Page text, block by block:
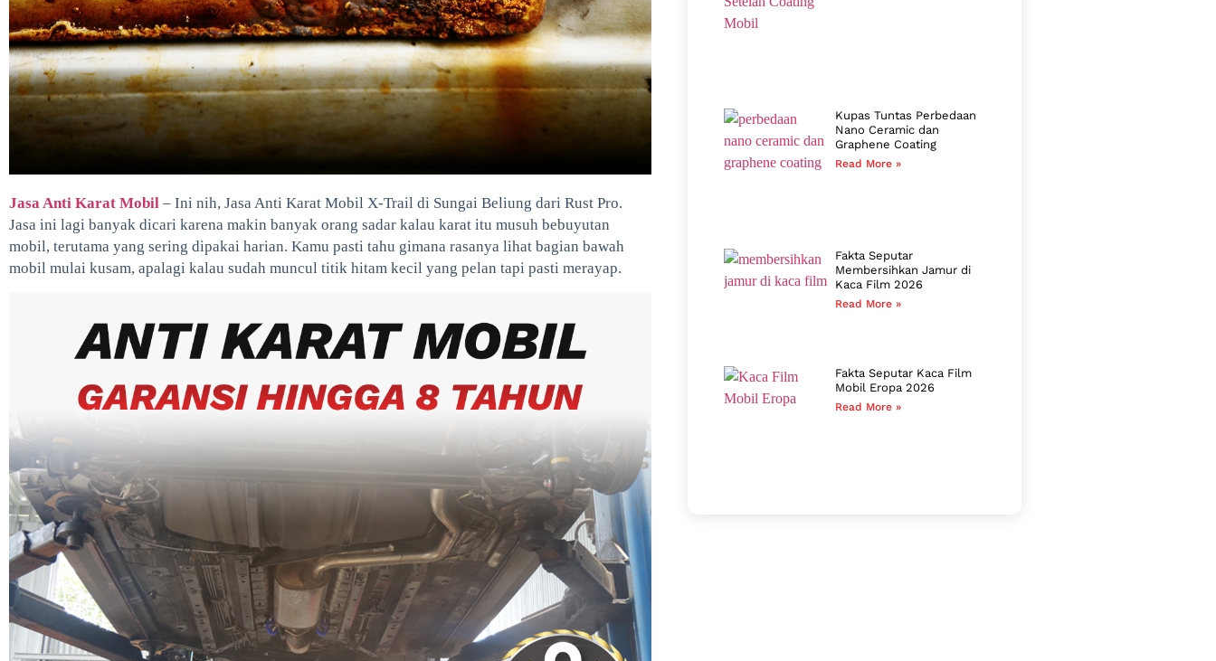
Jasa Anti Karat Mobil – Ini nih, Jasa Anti Karat Mobil X-Trail di Sungai Beliung dari Rust Pro.
Jasa ini lagi banyak dicari karena makin banyak orang sadar kalau karat itu musuh bebuyutan
mobil, terutama yang sering dipakai harian. Kamu pasti tahu gimana rasanya lihat bagian bawah
mobil mulai kusam, apalagi kalau sudah muncul titik hitam kecil yang pelan tapi pasti merayap.
Kupas Tuntas Perbedaan
Nano Ceramic dan
Graphene Coating
Read More »
Fakta Seputar
Membersihkan Jamur di
Kaca Film 2026
Read More »
Fakta Seputar Kaca Film
Mobil Eropa 2026
Read More »